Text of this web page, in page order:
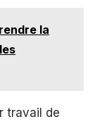
la
travail de